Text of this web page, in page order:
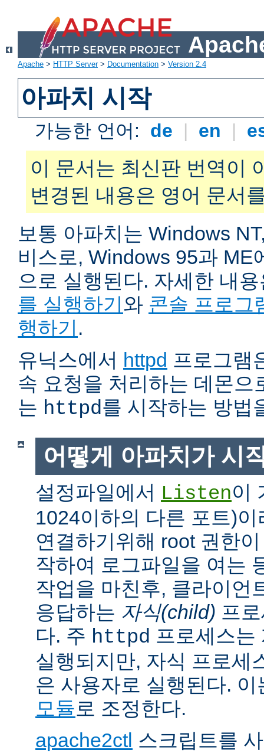
Apache > HTTP Server> Documentation > Version 2.4
아파치 시작
가능한 언어: de | en |
이 문서는 최신판 번역이
변경된 내용은 영어 문서
보통 아파치는 Windows
비스로, Windows 95과 ME
으로 실행된다. 자세한 내
를 실행하기와 콘솔 프로그
행하기 .
유닉스에서 httpd 프로그램
속 요청을 처리하는 데몬으
는 httpd를 시작하는 방법
어떻게 아파치가 시
설정파일에서 Listen이
1024이하의 다른 포트)
연결하기위해 root 권한
작하여 로그파일을 여는
작업을 마친후, 클라이언
응답하는 자식(child) 프
다. 주 httpd 프로세스는
실행되지만, 자식 프로세
은 사용자로 실행된다.
모듈 로 조정한다.
apache2ctl 스크립트를